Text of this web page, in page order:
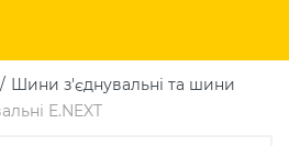
Шини з'єднувальні та шини
E.NEXT